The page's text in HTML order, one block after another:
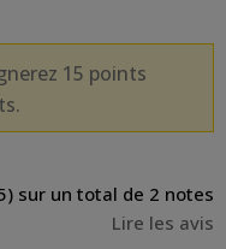
15 points
sur un total de 2 notes
Lire les avis